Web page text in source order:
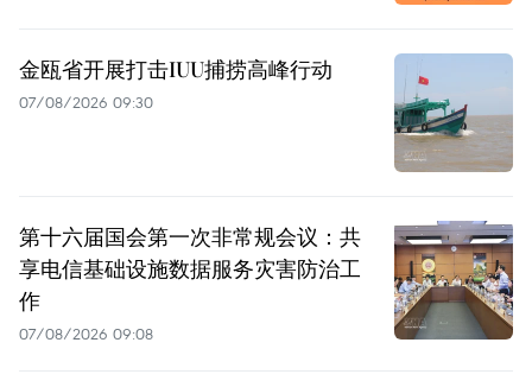
金瓯省开展打击IUU捕捞高峰行动
07/08/2026 09:30
第十六届国会第一次非常规会议：共
享电信基础设施数据服务灾害防治工
作
07/08/2026 09:08